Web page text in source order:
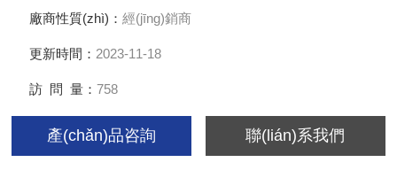
廠商性質(zhì)：經(jīng)銷商
更新時間： 2023-11-18
訪 問 量：758
產(chǎn)品咨詢 聯(lián)系我們